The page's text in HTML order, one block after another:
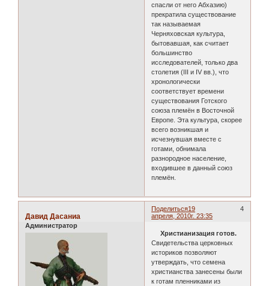
спасли от него Абхазию)
прекратила существование
так называемая
Черняховская культура,
бытовавшая, как считает
большинство
исследователей, только два
столетия (III и IV вв.), что
хронологически
соответствует времени
существования Готского
союза племён в Восточной
Европе. Эта культура, скорее
всего возникшая и
исчезнувшая вместе с
готами, обнимала
разнородное население,
входившее в данный союз
племён.
Поделиться 4
19
апреля, 2010г. 23:35
Давид Дасаниа
Администратор
Христианизация готов.
Свидетельства церковных
историков позволяют
утверждать, что семена
христианства занесены были
к готам пленниками из